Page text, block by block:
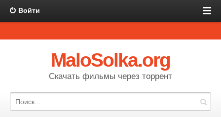
Войти
MaloSolka.org
Скачать фильмы через торрент